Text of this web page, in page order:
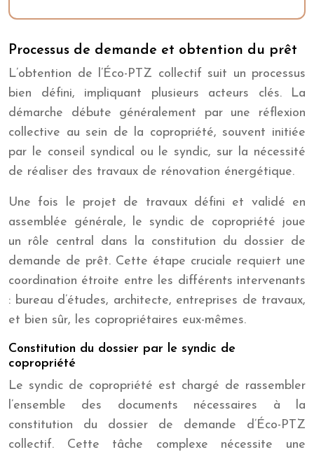
Processus de demande et obtention du prêt
L’obtention de l’Éco-PTZ collectif suit un processus
bien défini, impliquant plusieurs acteurs clés. La
démarche débute généralement par une réflexion
collective au sein de la copropriété, souvent initiée
par le conseil syndical ou le syndic, sur la nécessité
de réaliser des travaux de rénovation énergétique.
Une fois le projet de travaux défini et validé en
assemblée générale, le syndic de copropriété joue
un rôle central dans la constitution du dossier de
demande de prêt. Cette étape cruciale requiert une
coordination étroite entre les différents intervenants
: bureau d’études, architecte, entreprises de travaux,
et bien sûr, les copropriétaires eux-mêmes.
Constitution du dossier par le syndic de
copropriété
Le syndic de copropriété est chargé de rassembler
l’ensemble des documents nécessaires à la
constitution du dossier de demande d’Éco-PTZ
collectif. Cette tâche complexe nécessite une